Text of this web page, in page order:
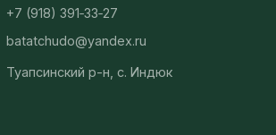
+7 (918) 391‑33‑27
batatchudo@yandex.ru
Туапсинский р-н, с. Индюк